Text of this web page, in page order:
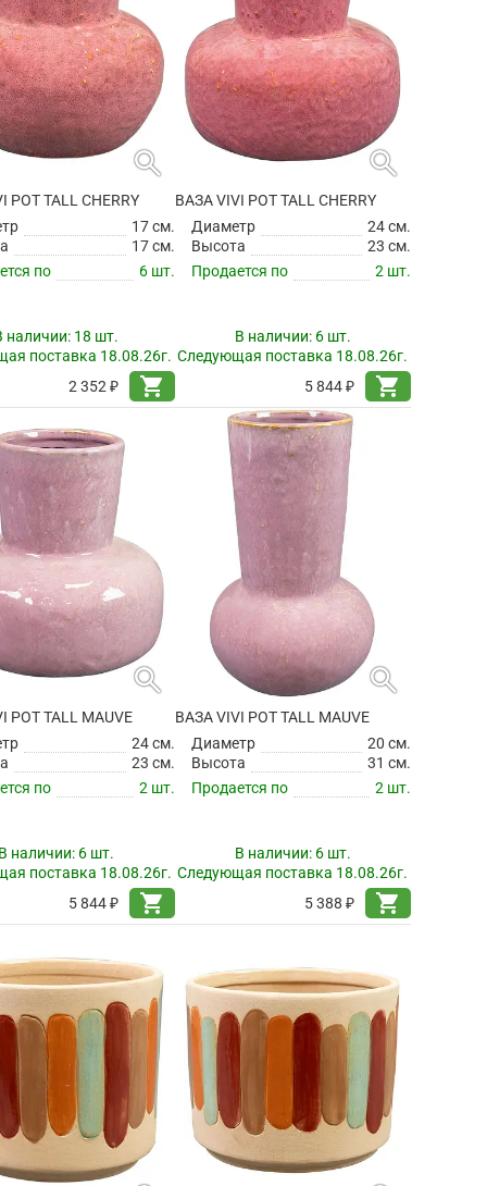
search
POT TALL CHERRY
17 см.
17 см.
по
6 шт.
наличии: 18 шт.
поставка 18.08.26г.
2 352 ₽
shopping_cart
search
ВАЗА VIVI POT TALL CHERRY
Диаметр
24 см.
Высота
23 см.
Продается по
2 шт.
В наличии: 6 шт.
Следующая поставка 18.08.26г.
5 844 ₽
shopping_cart
search
POT TALL MAUVE
24 см.
23 см.
по
2 шт.
наличии: 6 шт.
поставка 18.08.26г.
5 844 ₽
shopping_cart
search
ВАЗА VIVI POT TALL MAUVE
Диаметр
20 см.
Высота
31 см.
Продается по
2 шт.
В наличии: 6 шт.
Следующая поставка 18.08.26г.
5 388 ₽
shopping_cart